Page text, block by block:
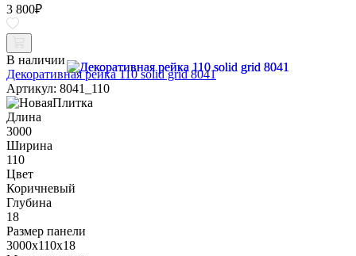
3 800₽
В наличии
Декоративная рейка 110 solid grid 8041
Артикул: 8041_110
Длина
3000
Ширина
110
Цвет
Коричневый
Глубина
18
Размер панели
3000x110x18